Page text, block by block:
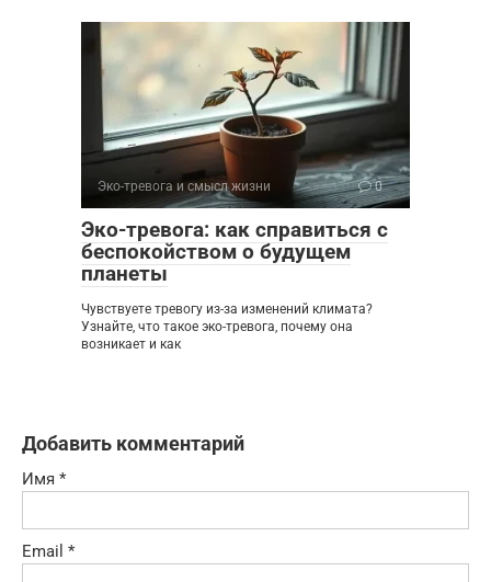
Эко-тревога и смысл жизни 0
Эко-тревога: как справиться с
беспокойством о будущем
планеты
Чувствуете тревогу из-за изменений климата?
Узнайте, что такое эко-тревога, почему она
возникает и как
Добавить комментарий
Имя *
Email *